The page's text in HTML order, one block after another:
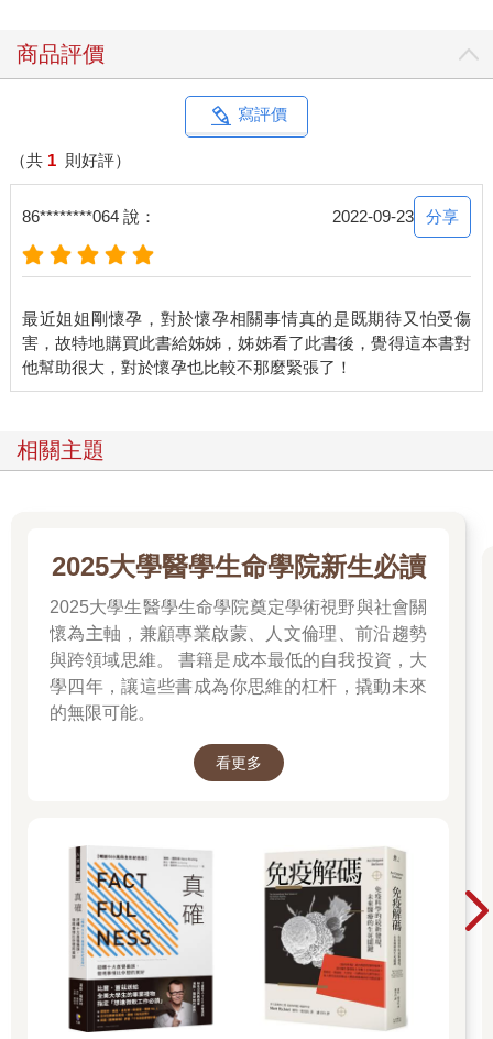
商品評價
寫評價
（共 1 則好評）
86********064 說： 2022-09-23 分享
最近姐姐剛懷孕，對於懷孕相關事情真的是既期待又怕受傷
害，故特地購買此書給姊姊，姊姊看了此書後，覺得這本書對
相關主題
2025大學醫學生命學院新生必讀
2025大學生醫學生命學院奠定學術視野與社會關
懷為主軸，兼顧專業啟蒙、人文倫理、前沿趨勢
與跨領域思維。 書籍是成本最低的自我投資，大
學四年，讓這些書成為你思維的杠杆，撬動未來
的無限可能。
看更多